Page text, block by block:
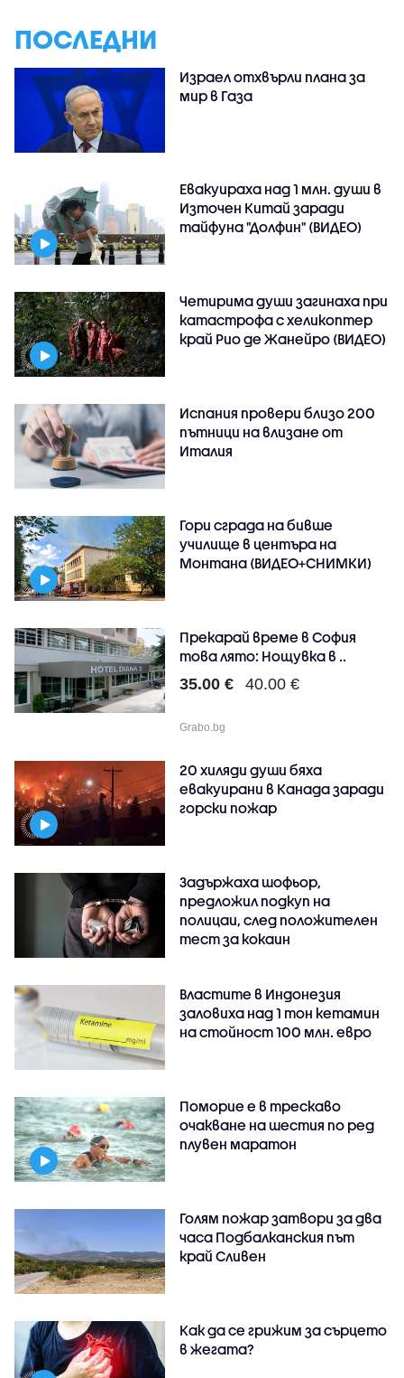
ПОСЛЕДНИ
Израел отхвърли плана за
мир в Газа
Евакуираха над 1 млн. души в
Източен Китай заради
тайфуна "Долфин" (ВИДЕО)
Четирима души загинаха при
катастрофа с хеликоптер
край Рио де Жанейро (ВИДЕО)
Испания провери близо 200
пътници на влизане от
Италия
Гори сграда на бивше
училище в центъра на
Монтана (ВИДЕО+СНИМКИ)
Прекарай време в София
това лято: Нощувка в ..
35.00 € 40.00 €
Grabo.bg
20 хиляди души бяха
евакуирани в Канада заради
горски пожар
Задържаха шофьор,
предложил подкуп на
полицаи, след положителен
тест за кокаин
Властите в Индонезия
заловиха над 1 тон кетамин
на стойност 100 млн. евро
Поморие е в трескаво
очакване на шестия по ред
плувен маратон
Голям пожар затвори за два
часа Подбалканския път
край Сливен
Как да се грижим за сърцето
в жегата?